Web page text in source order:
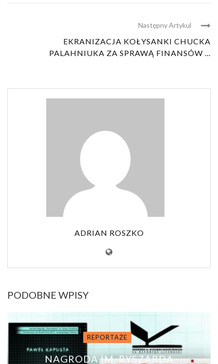
Następny Artykul
EKRANIZACJA KOŁYSANKI CHUCKA
PALAHNIUKA ZA SPRAWĄ FINANSÓW ...
ADRIAN ROSZKO
PODOBNE WPISY
REPORTAŻE
NAGRODA IM. RYSZARDA